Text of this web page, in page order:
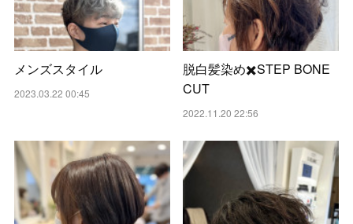
メンズスタイル
2023.03.22 00:45
脱白髪染め✖️STEP BONE
CUT
2022.11.20 22:56